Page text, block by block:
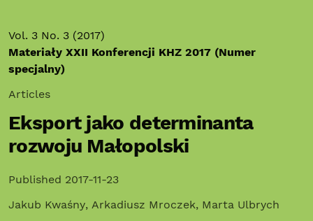
Vol. 3 No. 3 (2017)
Materiały XXII Konferencji KHZ 2017 (Numer
specjalny)
Articles
Eksport jako determinanta
rozwoju Małopolski
Published 2017-11-23
Jakub Kwaśny, Arkadiusz Mroczek, Marta Ulbrych